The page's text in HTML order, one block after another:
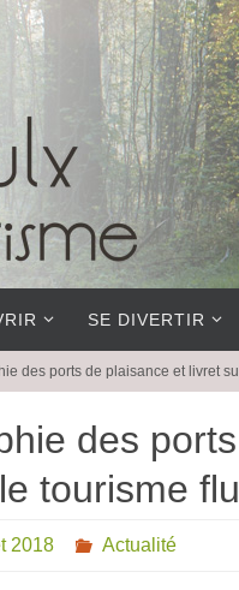
SE DIVERTIR
des ports de plaisance et livret
des
tourisme
2018 Actualité